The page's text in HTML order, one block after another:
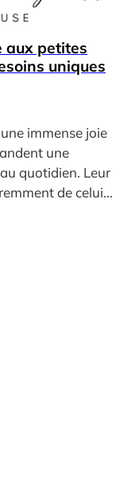
aux petites
uniques
immense joie
une
quotidien. Leur
de celui...